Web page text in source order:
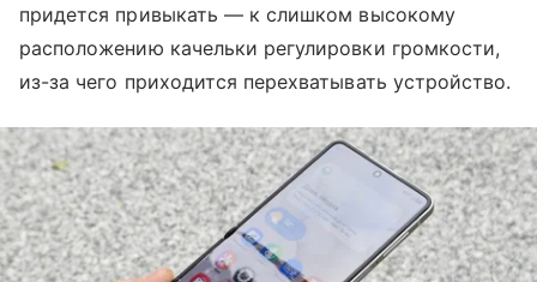
придется привыкать — к слишком высокому
расположению качельки регулировки громкости,
из-за чего приходится перехватывать устройство.